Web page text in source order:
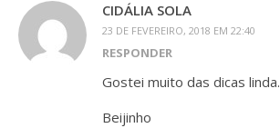
CIDÁLIA SOLA
23 DE FEVEREIRO, 2018 EM 22:40
RESPONDER
Gostei muito das dicas linda.
Beijinho